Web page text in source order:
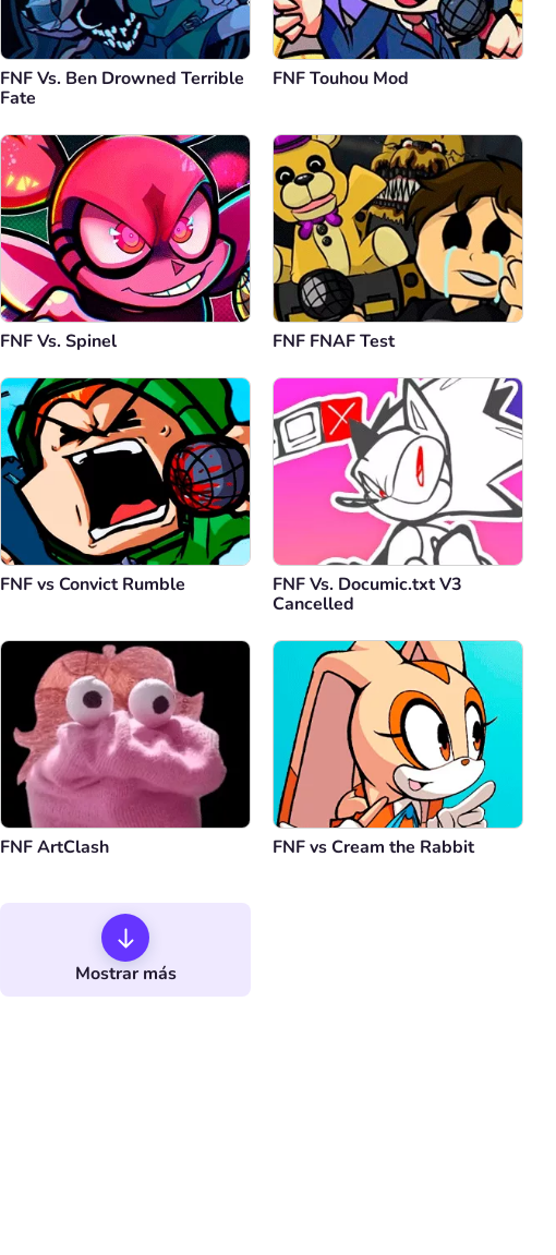
FNF Vs. Ben Drowned Terrible
Fate
FNF Touhou Mod
FNF Vs. Spinel FNF FNAF Test
FNF vs Convict Rumble
FNF Vs. Documic.txt V3
Cancelled
FNF ArtClash FNF vs Cream the Rabbit
Mostrar más